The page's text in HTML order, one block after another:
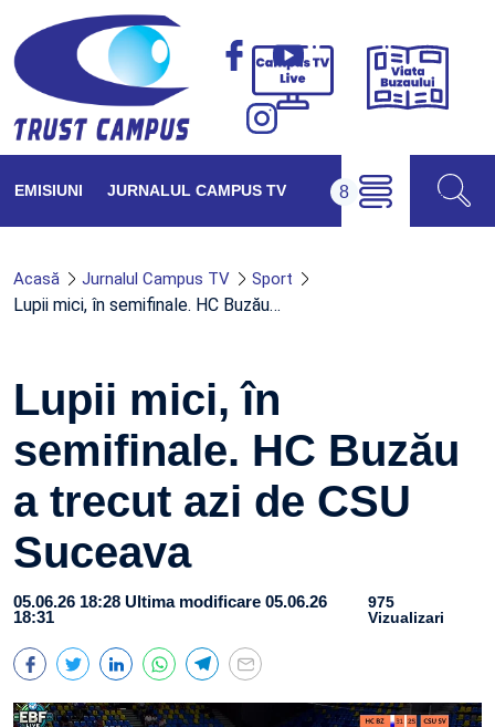
Campus
Viața
EMISIUNI JURNALUL CAMPUS TV
Acasă Jurnalul Campus TV Sport
Lupii mici, în semifinale. HC Buzău…
Lupii mici, în
semifinale. HC Buzău
a trecut azi de CSU
Suceava
05.06.26 18:28 Ultima modificare 05.06.26
18:31
975
Vizualizari